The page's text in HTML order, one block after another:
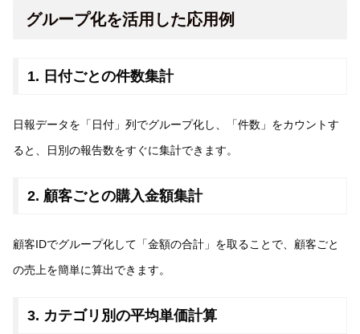
グループ化を活用した応用例
1. 日付ごとの件数集計
日報データを「日付」列でグループ化し、「件数」をカウントす
ると、日別の報告数をすぐに集計できます。
2. 顧客ごとの購入金額集計
顧客IDでグループ化して「金額の合計」を取ることで、顧客ごと
の売上を簡単に算出できます。
3. カテゴリ別の平均単価計算